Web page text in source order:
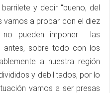
y decir “bueno, del
vamos a probar con el diez
pueden imponer las
antes, sobre todo con los
a nuestra región
y debilitados, por lo
vamos a ser presas